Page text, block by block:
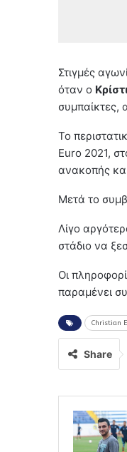
Στιγμές
όταν ο
συμπαίκτες,
Το
Euro 2021,
ανακοπής
Μετά το
Λίγο
στάδιο να
Οι
παραμένει
Christian
Share